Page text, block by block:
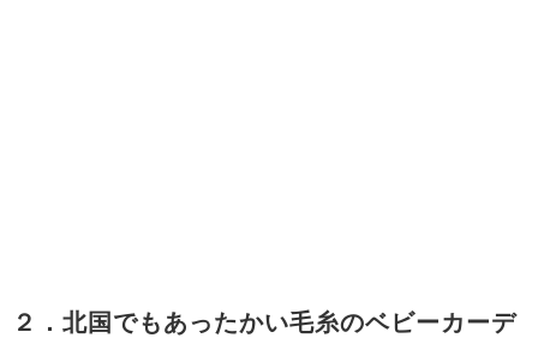
２．北国でもあったかい毛糸のベビーカーデ